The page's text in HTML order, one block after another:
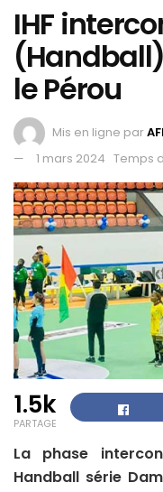
IHF
le Pérou
Mis en ligne par
1 mars 2024 Temps
1.5k
PARTAGE
La phase
Handball série